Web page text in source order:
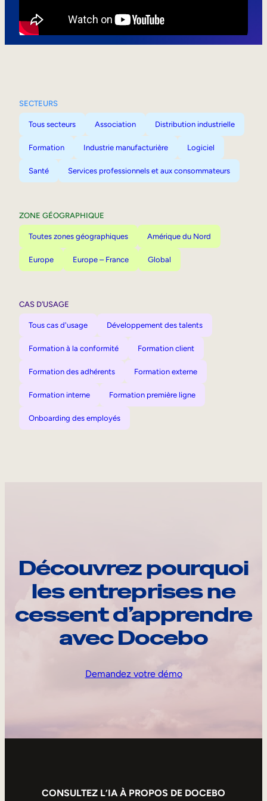
SECTEURS
Tous secteurs Association Distribution industrielle
Formation Industrie manufacturière Logiciel
Santé Services professionnels et aux consommateurs
ZONE GÉOGRAPHIQUE
Toutes zones géographiques Amérique du Nord
Europe Europe – France Global
CAS D’USAGE
Tous cas d'usage Développement des talents
Formation à la conformité Formation client
Formation des adhérents Formation externe
Formation interne Formation première ligne
Onboarding des employés
Découvrez pourquoi
les entreprises ne
cessent d’apprendre
avec Docebo
Demandez votre démo
CONSULTEZ L’IA À PROPOS DE DOCEBO